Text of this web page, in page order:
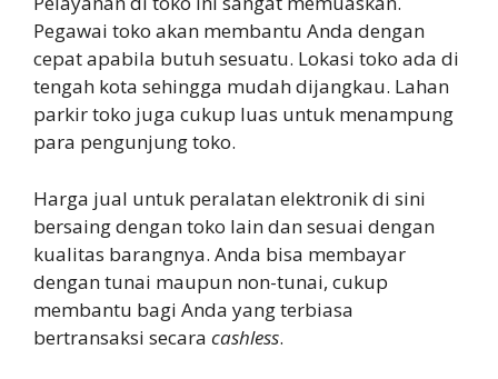
Pegawai toko akan membantu Anda dengan
cepat apabila butuh sesuatu. Lokasi toko ada di
tengah kota sehingga mudah dijangkau. Lahan
parkir toko juga cukup luas untuk menampung
para pengunjung toko.
Harga jual untuk peralatan elektronik di sini
bersaing dengan toko lain dan sesuai dengan
kualitas barangnya. Anda bisa membayar
dengan tunai maupun non-tunai, cukup
membantu bagi Anda yang terbiasa
bertransaksi secara cashless.